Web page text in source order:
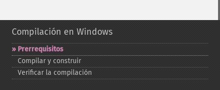
Compilación en Windows
Prerrequisitos
Compilar y construir
Verificar la compilación